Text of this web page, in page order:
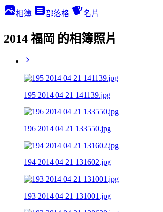
相簿 部落格 名片
2014 福岡 的相簿照片
195 2014 04 21 141139.jpg
196 2014 04 21 133550.jpg
194 2014 04 21 131602.jpg
193 2014 04 21 131001.jpg